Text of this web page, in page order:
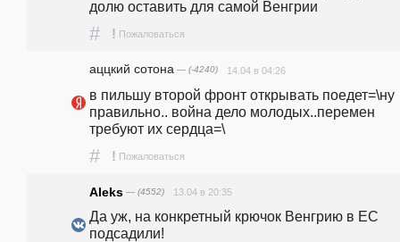
долю оставить для самой Венгрии
# ! Пожаловаться
аццкий сотона — (-4240) 14.04 в 04:26
в пильшу второй фронт открывать поедет=\ну
правильно.. война дело молодых..перемен
требуют их сердца=\
# ! Пожаловаться
Aleks — (4552) 13.04 в 20:35
Да уж, на конкретный крючок Венгрию в ЕС
подсадили!